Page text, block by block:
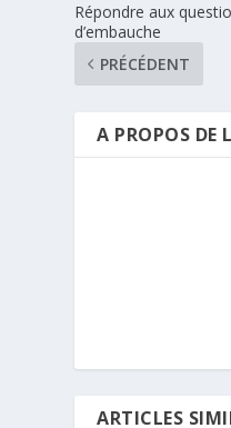
Répondre aux
d’embauche
PRÉCÉDENT
A PROPOS DE
ARTICLES